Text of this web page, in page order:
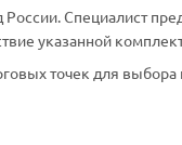
Специалист
указанной
точек для выбора